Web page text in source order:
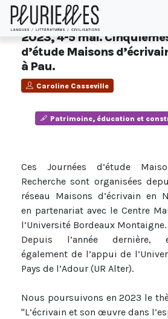
2023, 4-5 mai.
d’étude Maisons
à Pau.
Caroline Casseville
Patrimoine, éducation et
Ces Journées d’étude
Recherche sont organisées
réseau Maisons d’écrivain en
en partenariat avec le Centre
l’Université Bordeaux Montaigne.
Depuis l’année dernière,
également de l’appui de
Pays de l’Adour (UR Alter).
Nous poursuivons en 2023 le
"L’écrivain et son œuvre dans